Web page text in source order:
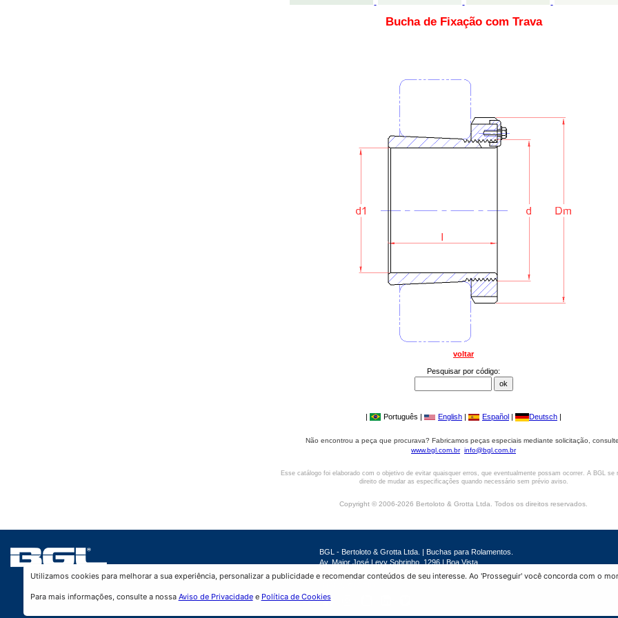
Bucha de Fixação com Trava
voltar
Pesquisar por código:
| Português | English | Español | Deutsch |
Não encontrou a peça que procurava? Fabricamos peças especiais mediante solicitação, consulte.
www.bgl.com.br info@bgl.com.br
Esse catálogo foi elaborado com o objetivo de evitar quaisquer erros, que eventualmente possam ocorrer. A BGL se
direito de mudar as especificações quando necessário sem prévio aviso.
Copyright © 2006-2026 Bertoloto & Grotta Ltda. Todos os direitos reservados.
Utilizamos cookies para melhorar a sua experiência, personalizar a publicidade e recomendar conteúdos de seu interesse. Ao 'Prosseguir' você concorda com o
Para mais informações, consulte a nossa Aviso de Privacidadee Política de Cookies
BGL - Bertoloto & Grotta Ltda. | Buchas para Rolamentos.
Av. Major José Levy Sobrinho, 1296 | Boa Vista
CEP 13486.190 | Limeira-SP | Brasil